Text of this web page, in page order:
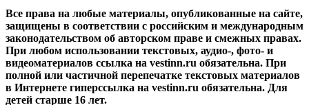
Все права на любые материалы, опубликованные на сайте,
защищены в соответствии с российским и международным
законодательством об авторском праве и смежных правах.
При любом использовании текстовых, аудио-, фото- и
видеоматериалов ссылка на vestinn.ru обязательна. При
полной или частичной перепечатке текстовых материалов
в Интернете гиперссылка на vestinn.ru обязательна. Для
детей старше 16 лет.